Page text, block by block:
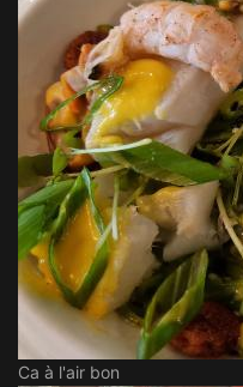
Ca à l'air bon